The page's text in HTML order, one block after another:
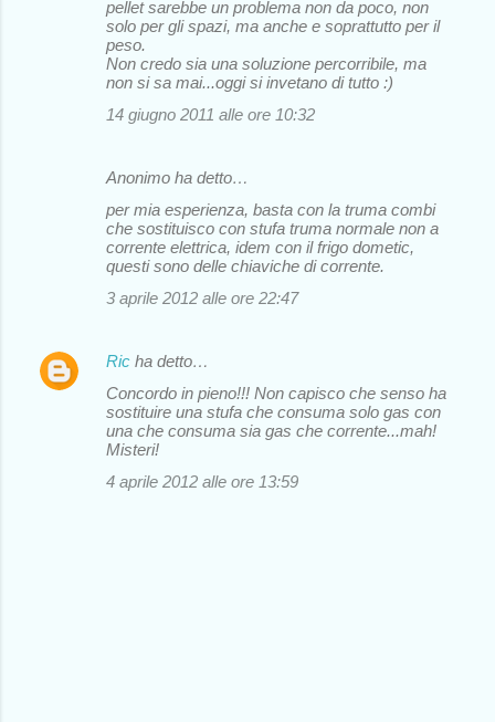
pellet sarebbe un problema non da poco, non
solo per gli spazi, ma anche e soprattutto per il
peso.
Non credo sia una soluzione percorribile, ma
non si sa mai...oggi si invetano di tutto :)
14 giugno 2011 alle ore 10:32
Anonimo ha detto…
per mia esperienza, basta con la truma combi
che sostituisco con stufa truma normale non a
corrente elettrica, idem con il frigo dometic,
questi sono delle chiaviche di corrente.
3 aprile 2012 alle ore 22:47
Ric ha detto…
Concordo in pieno!!! Non capisco che senso ha
sostituire una stufa che consuma solo gas con
una che consuma sia gas che corrente...mah!
Misteri!
4 aprile 2012 alle ore 13:59